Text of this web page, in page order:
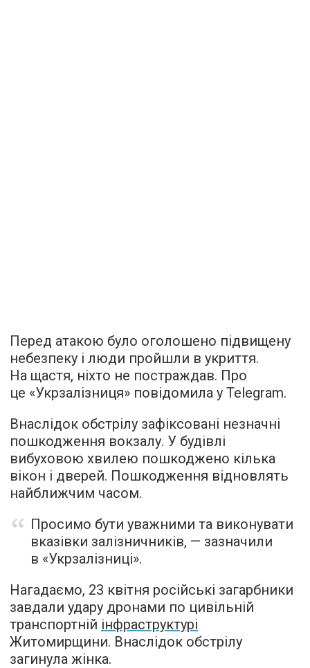
Перед атакою було оголошено підвищену
небезпеку і люди пройшли в укриття.
На щастя, ніхто не постраждав. Про
це «Укрзалізниця» повідомила у Telegram.
Внаслідок обстрілу зафіксовані незначні
пошкодження вокзалу. У будівлі
вибуховою хвилею пошкоджено кілька
вікон і дверей. Пошкодження відновлять
найближчим часом.
Просимо бути уважними та виконувати
вказівки залізничників, — зазначили
в «Укрзалізниці».
Нагадаємо, 23 квітня російські загарбники
завдали удару дронами по цивільній
транспортній інфраструктурі
Житомирщини. Внаслідок обстрілу
загинула жінка.